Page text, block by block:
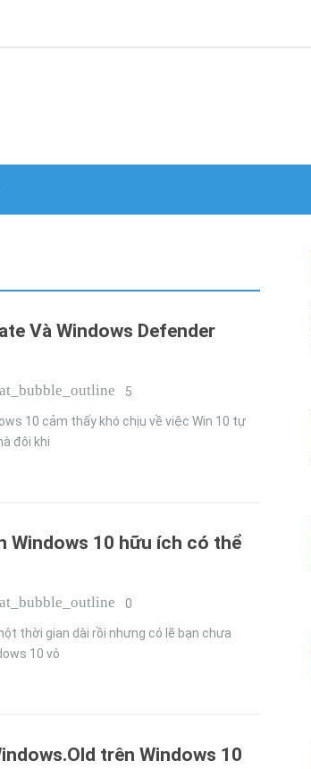
Và Windows Defender
5
10 cảm thấy khó chịu về việc Win 10 tự
đôi khi
Windows 10 hữu ích có thể
0
thời gian dài rồi nhưng có lẽ bạn chưa
10 vô
trên Windows 10